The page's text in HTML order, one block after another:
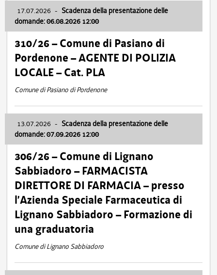
17.07.2026 - Scadenza della presentazione delle
domande: 06.08.2026 12:00
310/26 – Comune di Pasiano di
Pordenone – AGENTE DI POLIZIA
LOCALE – Cat. PLA
Comune di Pasiano di Pordenone
13.07.2026 - Scadenza della presentazione delle
domande: 07.09.2026 12:00
306/26 – Comune di Lignano
Sabbiadoro – FARMACISTA
DIRETTORE DI FARMACIA – presso
l’Azienda Speciale Farmaceutica di
Lignano Sabbiadoro – Formazione di
una graduatoria
Comune di Lignano Sabbiadoro